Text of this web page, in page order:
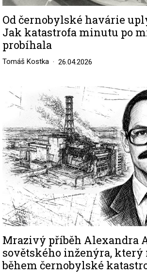
Od černobylské havárie
Jak katastrofa minutu po
probíhala
Tomáš Kostka 26.04.2026
Image
Mrazivý příběh Alexandra
sovětského inženýra, který
během černobylské